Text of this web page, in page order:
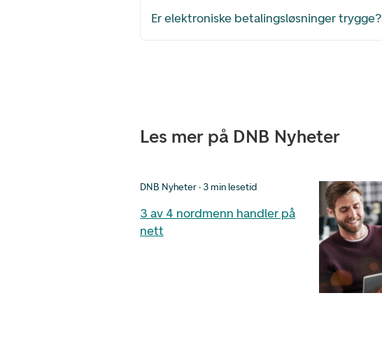
Er elektroniske betalingsløsninger trygge?
Les mer på DNB Nyheter
DNB Nyheter · 3 min lesetid
3 av 4 nordmenn handler på
nett